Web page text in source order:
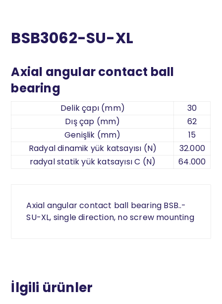
BSB3062-SU-XL
Axial angular contact ball
bearing
Delik çapı (mm)
30
Dış çap (mm)
62
Genişlik (mm)
15
Radyal dinamik yük katsayısı (N)
32.000
radyal statik yük katsayısı C (N)
64.000
Axial angular contact ball bearing BSB..-
SU-XL, single direction, no screw mounting
İlgili ürünler